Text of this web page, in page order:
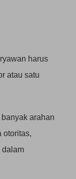
harus
atau satu
arahan
otoritas,
dalam